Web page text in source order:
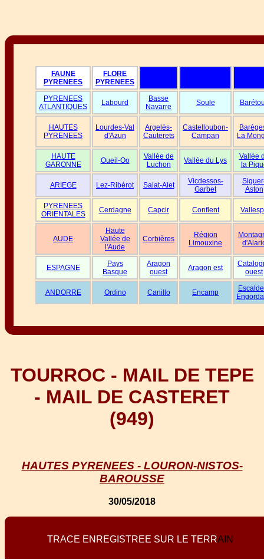
FAUNE
PYRENEES
FLORE
PYRENEES
PYRENEES
ATLANTIQUES
Labourd
Basse
Navarre
Soule
HAUTES
PYRENEES
Lourdes-Val
d'Azun
Argelès-
Cauterets
Castelloubon-
Campan
La
HAUTE
GARONNE
Oueil-Oo
Vallée de
Luchon
Vallée du Lys
Vallée
la
ARIEGE Lez-Ribérot Salat-Alet
Vicdessos-
Garbet
Aston
PYRENEES
ORIENTALES
Cerdagne Capcir Conflent
AUDE
Haute
Vallée de
l'Aude
Corbières
Région
Limouxine
ESPAGNE
Pays
Basque
Aragon
ouest
Aragon est
ouest
ANDORRE Ordino Canillo Encamp
TOURROC - MAIL DE TEPE
- MAIL DE CASTERET
(949)
HAUTES PYRENEES - LOURON-NISTOS-
BAROUSSE
30/05/2018
TRACE EN REG STREE SUR LE TERRA N